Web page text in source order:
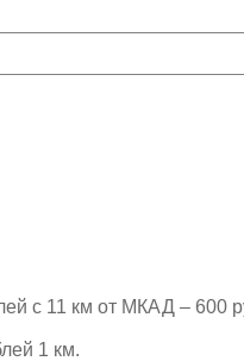
с 11 км от МКАД – 600
1 км.